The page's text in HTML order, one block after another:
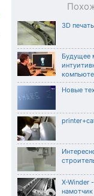
3D
Будущее
Новые
X-Winder
намотчик